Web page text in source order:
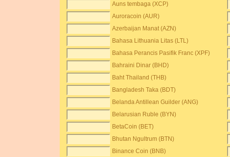
Auns tembaga (XCP)
Auroracoin (AUR)
Azerbaijan Manat (AZN)
Bahasa Lithuania Litas (LTL)
Bahasa Perancis Pasifik Franc (XPF)
Bahraini Dinar (BHD)
Baht Thailand (THB)
Bangladesh Taka (BDT)
Belanda Antillean Guilder (ANG)
Belarusian Ruble (BYN)
BetaCoin (BET)
Bhutan Ngultrum (BTN)
Binance Coin (BNB)